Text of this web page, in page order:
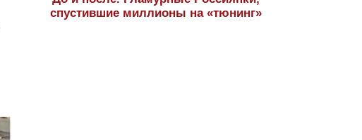
спустившие миллионы на «тюнинг»